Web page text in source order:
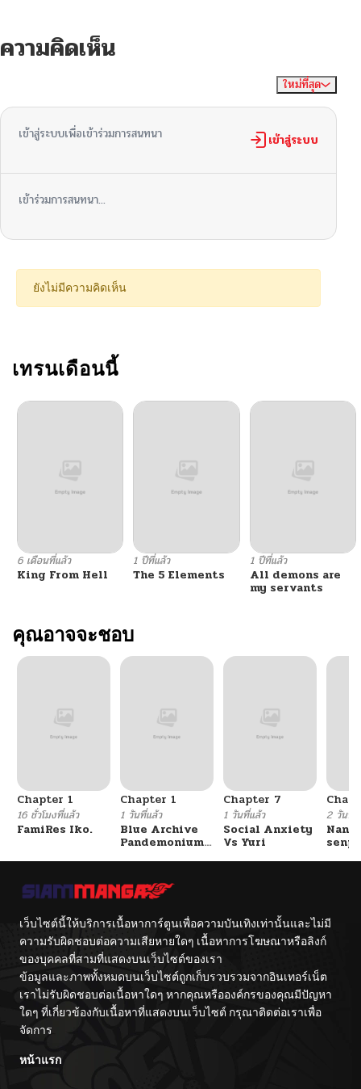
ความคิดเห็น
ใหม่ที่สุด
เข้าสู่ระบบเพื่อเข้าร่วมการสนทนา เข้าสู่ระบบ
เข้าร่วมการสนทนา...
ยังไม่มีความคิดเห็น
เทรนเดือนนี้
6 เดือนที่แล้ว
King From Hell
1 ปีที่แล้ว
The 5 Elements
1 ปีที่แล้ว
All demons are
my servants
คุณอาจจะชอบ
Chapter 1
16 ชั่วโมงที่แล้ว
FamiRes Iko.
Chapter 1
1 วันที่แล้ว
Blue Archive
Pandemonium
Chapter 7
1 วันที่แล้ว
Social Anxiety
Vs Yuri
2 วันที่แ
เว็บไซต์นี้ให้บริการเนื้อหาการ์ตูนเพื่อความบันเทิงเท่านั้นและไม่มี
ความรับผิดชอบต่อความเสียหายใดๆ เนื้อหาการโฆษณาหรือลิงก์
ของบุคคลที่สามที่แสดงบนเว็บไซต์ของเรา
ข้อมูลและภาพทั้งหมดบนเว็บไซต์ถูกเก็บรวบรวมจากอินเทอร์เน็ต
เราไม่รับผิดชอบต่อเนื้อหาใดๆ หากคุณหรือองค์กรของคุณมีปัญหา
ใดๆ ที่เกี่ยวข้องกับเนื้อหาที่แสดงบนเว็บไซต์ กรุณาติดต่อเราเพื่อ
จัดการ
หน้าแรก